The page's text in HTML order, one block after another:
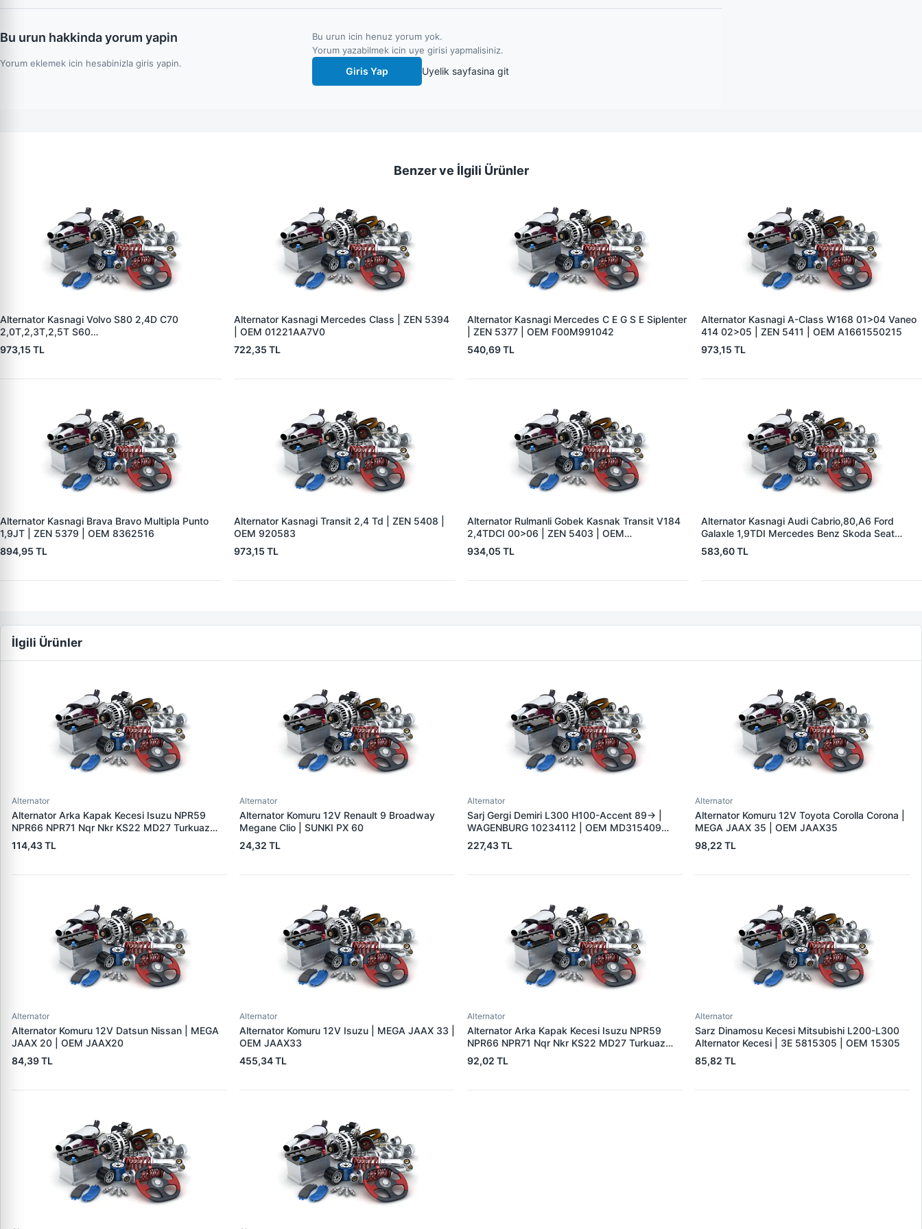
Bu urun hakkinda yorum yapin
Yorum eklemek icin hesabinizla giris yapin.
Bu urun icin henuz yorum yok.
Yorum yazabilmek icin uye girisi yapmalisiniz.
Giris Yap Uyelik sayfasina git
Benzer ve İlgili Ürünler
Alternator Kasnagi Volvo S80 2,4D C70
2,0T,2,3T,2,5T S60
2,0T,2,3T,2,3TS,2,4,2,4T,2,4D S70 2,0,2,3,2, |
ZEN 5426 | OEM BOSCH F 00M 991 061-
973,15 TL
Alternator Kasnagi Mercedes Class | ZEN 5394
| OEM 01221AA7V0
722,35 TL
Alternator Kasnagi Mercedes C E G S E Siplenter
| ZEN 5377 | OEM F00M991042
540,69 TL
Alternator Kasnagi A-Class W168 01>04 Vaneo
414 02>05 | ZEN 5411 | OEM A1661550215
973,15 TL
Alternator Kasnagi Brava Bravo Multipla Punto
1,9JT | ZEN 5379 | OEM 8362516
894,95 TL
Alternator Kasnagi Transit 2,4 Td | ZEN 5408 |
OEM 920583
973,15 TL
Alternator Rulmanli Gobek Kasnak Transit V184
2,4TDCI 00>06 | ZEN 5403 | OEM
F00M991078 YC1T10A352AC
934,05 TL
Alternator Kasnagi Audi Cabrio,80,A6 Ford
Galaxle 1,9TDI Mercedes Benz Skoda Seat
Alhambra | ZEN 5352 | OEM BOSCH 126 601
524
583,60 TL
İlgili Ürünler
Alternator
Alternator Arka Kapak Kecesi Isuzu NPR59
NPR66 NPR71 Nqr Nkr KS22 MD27 Turkuaz
15×32×7.5 | CDF 88310 | OEM SKT 040725
114,43 TL
Alternator
Alternator Komuru 12V Renault 9 Broadway
Megane Clio | SUNKI PX 60
24,32 TL
Alternator
Sarj Gergi Demiri L300 H100-Accent 89-> |
WAGENBURG 10234112 | OEM MD315409
37461-42000
227,43 TL
Alternator
Alternator Komuru 12V Toyota Corolla Corona |
MEGA JAAX 35 | OEM JAAX35
98,22 TL
Alternator
Alternator Komuru 12V Datsun Nissan | MEGA
JAAX 20 | OEM JAAX20
84,39 TL
Alternator
Alternator Komuru 12V Isuzu | MEGA JAAX 33 |
OEM JAAX33
455,34 TL
Alternator
Alternator Arka Kapak Kecesi Isuzu NPR59
NPR66 NPR71 Nqr Nkr KS22 MD27 Turkuaz
15×32×7.5 | 3E 5888310 | OEM
894156589051
92,02 TL
Alternator
Sarz Dinamosu Kecesi Mitsubishi L200-L300
Alternator Kecesi | 3E 5815305 | OEM 15305
85,82 TL